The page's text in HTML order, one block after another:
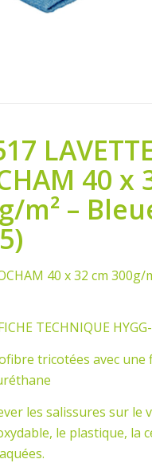
40 x
m² –
40 x 32 cm 300g/
TECHNIQUE
tricotées avec une
les salissures sur le
le plastique, la